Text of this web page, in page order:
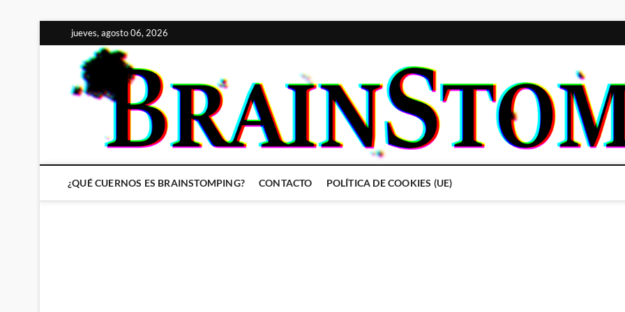
al
contenido
jueves, agosto 06, 2026
¿QUÉ CUERNOS ES BRAINSTOMPING? CONTACTO POLÍTICA DE COOKIES (UE)